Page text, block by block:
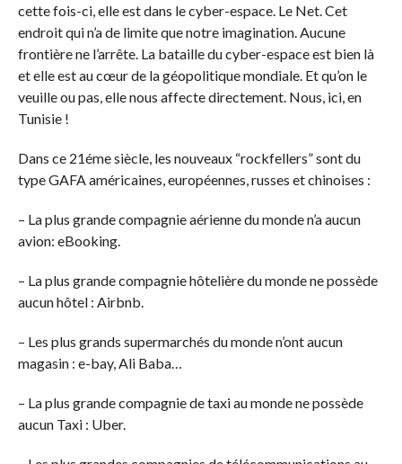
cette fois-ci, elle est dans le cyber-espace. Le Net. Cet
endroit qui n’a de limite que notre imagination. Aucune
frontière ne l’arrête. La bataille du cyber-espace est bien là
et elle est au cœur de la géopolitique mondiale. Et qu’on le
veuille ou pas, elle nous affecte directement. Nous, ici, en
Tunisie !
Dans ce 21éme siècle, les nouveaux “rockfellers” sont du
type GAFA américaines, européennes, russes et chinoises :
– La plus grande compagnie aérienne du monde n’a aucun
avion: eBooking.
– La plus grande compagnie hôtelière du monde ne possède
aucun hôtel : Airbnb.
– Les plus grands supermarchés du monde n’ont aucun
magasin : e-bay, Ali Baba…
– La plus grande compagnie de taxi au monde ne possède
aucun Taxi : Uber.